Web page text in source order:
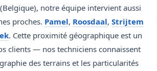
notre équipe intervient aussi
proches. Pamel, Roosdaal, Strijtem
. Cette proximité géographique est un
clients — nos techniciens connaissent
des terrains et les particularités